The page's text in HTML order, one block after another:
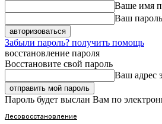
Ваше имя
Ваш пароль
Забыли пароль? получить помощь
восстановление пароля
Восстановите свой пароль
Ваш адрес
Пароль будет выслан Вам по
Лесовосстановление